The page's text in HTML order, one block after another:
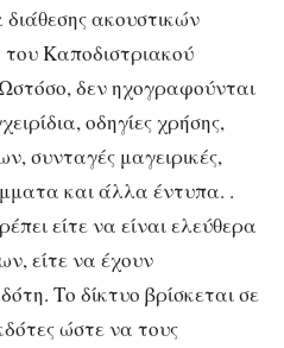
ακουστικών
Καποδιστριακού
δεν ηχογραφούνται
οδηγίες χρήσης,
συνταγές μαγειρικές,
και άλλα έντυπα. .
είτε να είναι ελεύθερα
είτε να έχουν
Το δίκτυο βρίσκεται σε
ώστε να τους